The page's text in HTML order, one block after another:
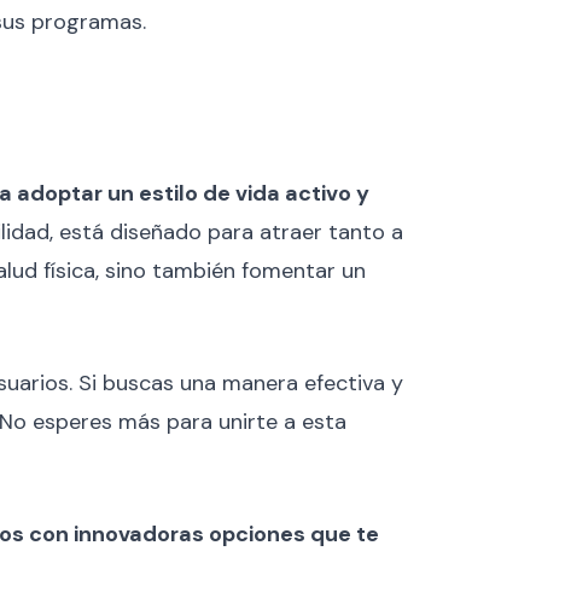
programas.
adoptar un estilo de vida activo y
está diseñado para atraer tanto a
física, sino también fomentar un
Si buscas una manera efectiva y
esperes más para unirte a esta
con innovadoras opciones que te